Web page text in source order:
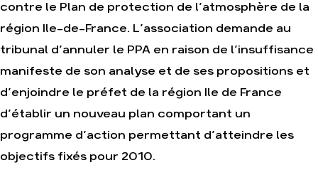
Agir
S'engager sur le terrain
Agir au quotidien
Soutenir les campagnes
Transmettre tout ou
partie de son patrimoine
Nos thématiques
Surproduction
Agriculture
Finance
Multinationales
contre le Plan de protection de l’atmosphère de la
région Ile-de-France. L’association demande au
tribunal d’annuler le PPA en raison de l’insuffisance
manifeste de son analyse et de ses propositions et
d’enjoindre le préfet de la région Ile de France
d’établir un nouveau plan comportant un
programme d’action permettant d’atteindre les
objectifs fixés pour 2010.